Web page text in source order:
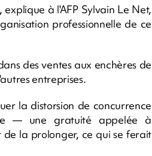
à l'AFP Sylvain Le Net,
professionnelle de ce
des ventes aux enchères de
entreprises.
la distorsion de concurrence
— une gratuité appelée à
de la prolonger, ce qui se ferait